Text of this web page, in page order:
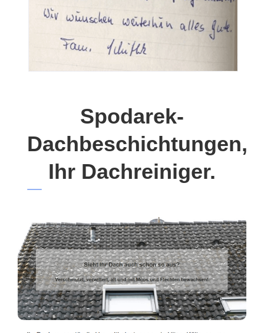
Spodarek-
Dachbeschichtungen,
Ihr Dachreiniger.